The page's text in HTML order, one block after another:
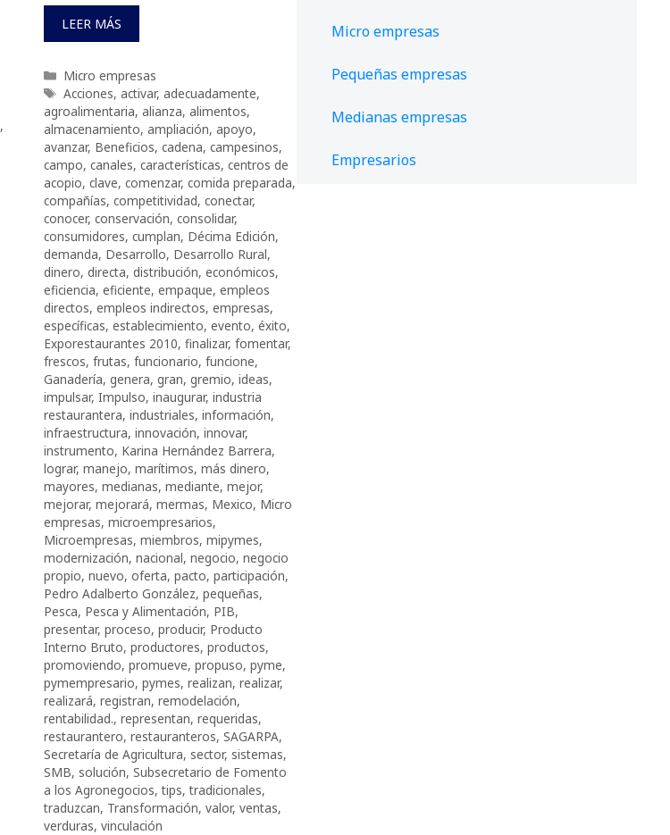
,
LEER MÁS
Categorías
Micro empresas
Etiquetas
Acciones, activar, adecuadamente,
agroalimentaria, alianza, alimentos,
almacenamiento, ampliación, apoyo,
avanzar, Beneficios, cadena, campesinos,
campo, canales, características, centros de
acopio, clave, comenzar, comida preparada,
compañías, competitividad, conectar,
conocer, conservación, consolidar,
consumidores, cumplan, Décima Edición,
demanda, Desarrollo, Desarrollo Rural,
dinero, directa, distribución, económicos,
eficiencia, eficiente, empaque, empleos
directos, empleos indirectos, empresas,
específicas, establecimiento, evento, éxito,
Exporestaurantes 2010, finalizar, fomentar,
frescos, frutas, funcionario, funcione,
Ganadería, genera, gran, gremio, ideas,
impulsar, Impulso, inaugurar, industria
restaurantera, industriales, información,
infraestructura, innovación, innovar,
instrumento, Karina Hernández Barrera,
lograr, manejo, marítimos, más dinero,
mayores, medianas, mediante, mejor,
mejorar, mejorará, mermas, Mexico, Micro
empresas, microempresarios,
Microempresas, miembros, mipymes,
modernización, nacional, negocio, negocio
propio, nuevo, oferta, pacto, participación,
Pedro Adalberto González, pequeñas,
Pesca, Pesca y Alimentación, PIB,
presentar, proceso, producir, Producto
Interno Bruto, productores, productos,
promoviendo, promueve, propuso, pyme,
pymempresario, pymes, realizan, realizar,
realizará, registran, remodelación,
rentabilidad., representan, requeridas,
restaurantero, restauranteros, SAGARPA,
Secretaría de Agricultura, sector, sistemas,
SMB, solución, Subsecretario de Fomento
a los Agronegocios,tips,tradicionales,
traduzcan, Transformación, valor, ventas,
verduras, vinculación
Micro empresas
Pequeñas empresas
Medianas empresas
Empresarios